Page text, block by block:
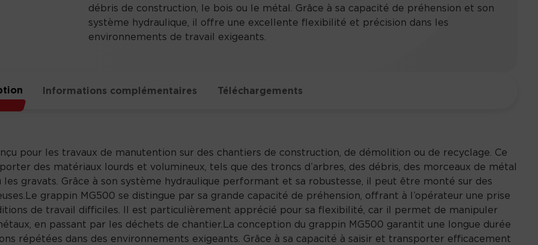
débris de construction, le bois ou le métal. Grâce à sa capacité de préhension et son
système hydraulique, il offre une excellente flexibilité et précision dans les
environnements de travail exigeants.
Informations complémentaires Téléchargements
pour les travaux de manutention sur des chantiers de construction, de démolition ou de recyclage. Ce
des matériaux lourds et volumineux, tels que des troncs d’arbres, des débris, des morceaux de métal
gravats. Grâce à son système hydraulique performant et sa robustesse, il peut être monté sur des
grappin MG500 se distingue par sa grande capacité de préhension, offrant à l’opérateur une prise
de travail difficiles. Il est particulièrement apprécié pour sa flexibilité, car il permet de manipuler
en passant par les déchets de chantier.La conception du grappin MG500 garantit une longue durée
répétées dans des environnements exigeants. Grâce à sa capacité à saisir et transporter efficacement